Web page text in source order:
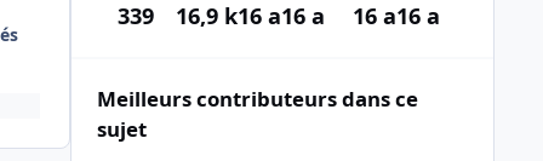
339 16,9 k16 a16 a 16 a16 a
Meilleurs contributeurs dans ce
sujet